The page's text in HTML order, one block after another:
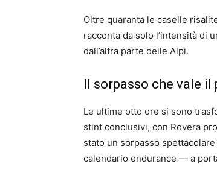
Oltre quaranta le caselle
racconta da solo l’intensità di
dall’altra parte delle Alpi.
Il sorpasso che vale il
Le ultime otto ore si sono
stint conclusivi, con Rovera
stato un sorpasso
calendario endurance — a